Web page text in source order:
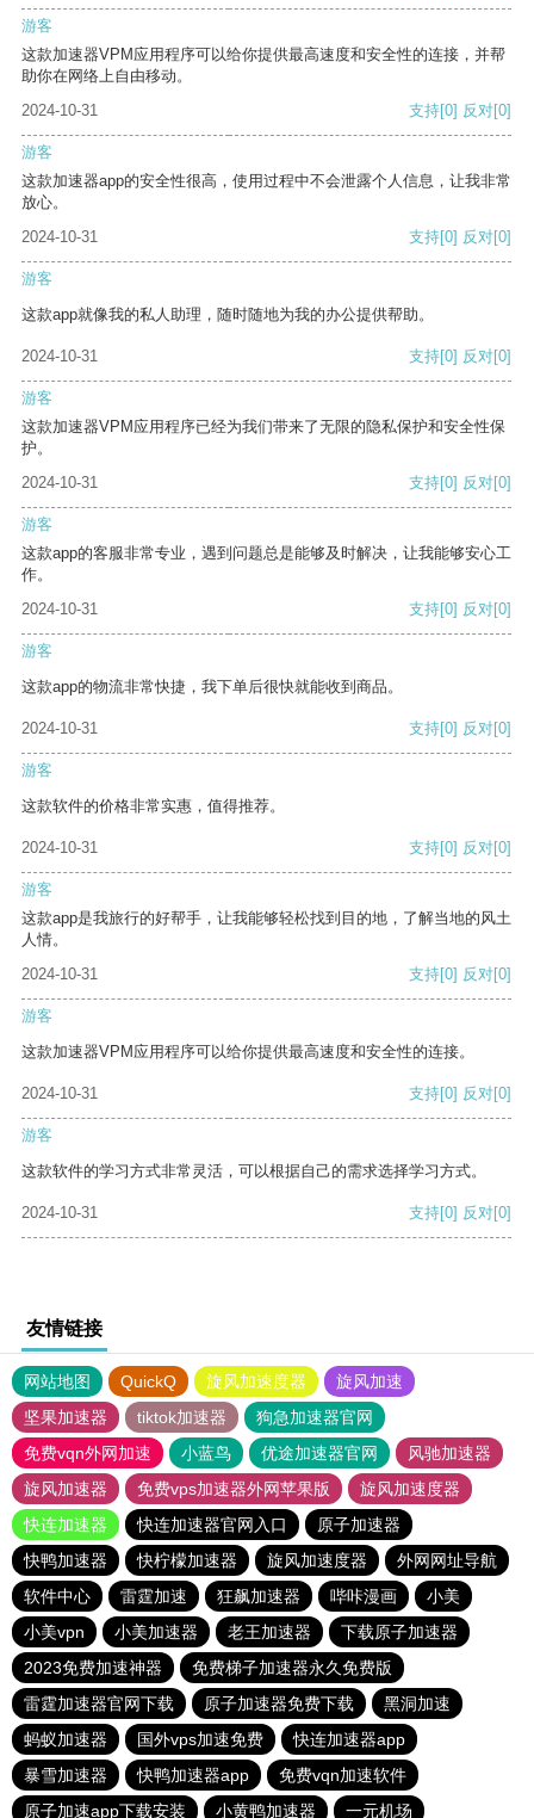
游客
这款加速器VPM应用程序可以给你提供最高速度和安全性的连接，并帮
助你在网络上自由移动。
2024-10-31
支持[0] 反对[0]
游客
这款加速器app的安全性很高，使用过程中不会泄露个人信息，让我非常
放心。
2024-10-31
支持[0] 反对[0]
游客
这款app就像我的私人助理，随时随地为我的办公提供帮助。
2024-10-31 支持[0] 反对[0]
游客
这款加速器VPM应用程序已经为我们带来了无限的隐私保护和安全性保
护。
2024-10-31
支持[0] 反对[0]
游客
这款app的客服非常专业，遇到问题总是能够及时解决，让我能够安心工
作。
2024-10-31
支持[0] 反对[0]
游客
这款app的物流非常快捷，我下单后很快就能收到商品。
2024-10-31 支持[0] 反对[0]
游客
这款软件的价格非常实惠，值得推荐。
2024-10-31 支持[0] 反对[0]
游客
这款app是我旅行的好帮手，让我能够轻松找到目的地，了解当地的风土
人情。
2024-10-31
支持[0] 反对[0]
游客
这款加速器VPM应用程序可以给你提供最高速度和安全性的连接。
2024-10-31 支持[0] 反对[0]
游客
这款软件的学习方式非常灵活，可以根据自己的需求选择学习方式。
2024-10-31 支持[0] 反对[0]
友情链接
网站地图 QuickQ 旋风加速度器
旋风加速
坚果加速器
tiktok加速器
狗急加速器官网
免费vqn外网加速
小蓝鸟 优途加速器官网
风驰加速器
旋风加速器
免费vps加速器外网苹果版
旋风加速度器
快连加速器
快连加速器官网入口
原子加速器
快鸭加速器
快柠檬加速器 旋风加速度器
外网网址导航
软件中心
雷霆加速 狂飙加速器 哔咔漫画
小美
小美vpn
小美加速器 老王加速器
下载原子加速器
2023免费加速神器
免费梯子加速器永久免费版
雷霆加速器官网下载
原子加速器免费下载
黑洞加速
蚂蚁加速器
国外vps加速免费
快连加速器app
暴雪加速器
快鸭加速器app
免费vqn加速软件
原子加速app下载安装
小黄鸭加速器 一元机场